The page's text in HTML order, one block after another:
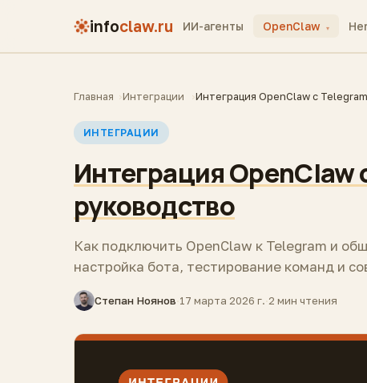
infoclaw.ru ИИ-агенты OpenClaw ▾
Главная Интеграции Интеграция OpenClaw с
ИНТЕГРАЦИИ
Интеграция OpenClaw
руководство
Как подключить OpenClaw к Telegram и
настройка бота, тестирование команд и
Степан Ноянов·17 марта 2026 г.·2 мин чтения